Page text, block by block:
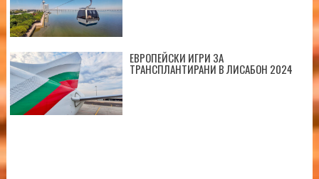
ЕВРОПЕЙСКИ ИГРИ ЗА
ТРАНСПЛАНТИРАНИ В ЛИСАБОН 2024